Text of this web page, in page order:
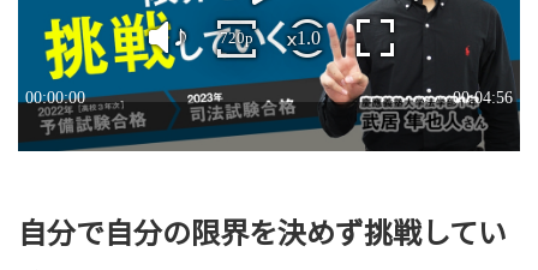
自分で自分の限界を決めず挑戦してい